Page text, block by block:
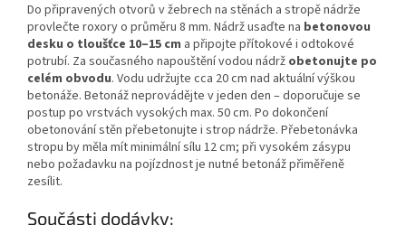
Do připravených otvorů v žebrech na stěnách a stropě nádrže
provlečte roxory o průměru 8 mm. Nádrž usaďte na betonovou
desku o tloušťce 10–15 cm a připojte přítokové i odtokové
potrubí. Za současného napouštění vodou nádrž obetonujte po
celém obvodu. Vodu udržujte cca 20 cm nad aktuální výškou
betonáže. Betonáž neprovádějte v jeden den – doporučuje se
postup po vrstvách vysokých max. 50 cm. Po dokončení
obetonování stěn přebetonujte i strop nádrže. Přebetonávka
stropu by měla mít minimální sílu 12 cm; při vysokém zásypu
nebo požadavku na pojízdnost je nutné betonáž přiměřeně
zesílit.
Součásti dodávky: